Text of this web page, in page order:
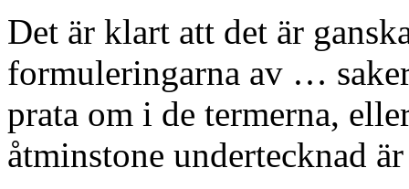
Det är klart att det är
formuleringarna av …
prata om i de termerna,
åtminstone undertecknad